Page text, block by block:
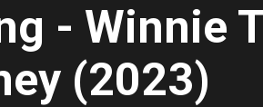
- Winnie
(2023)